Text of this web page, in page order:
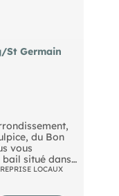
St Germain
du Bon
vous
bail situé dans
passage
d’un
LOCAUX